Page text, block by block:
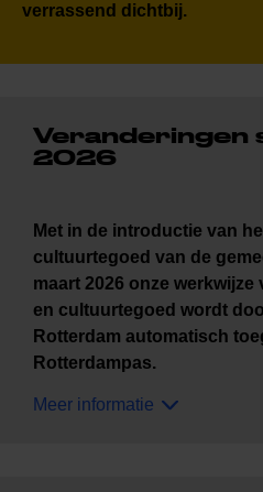
verrassend dichtbij.
Veranderingen
2026
Met in de introductie van
cultuurtegoed van de
maart 2026 onze
en cultuurtegoed wordt
Rotterdam automatisch
Rotterdampas.
Meer informatie